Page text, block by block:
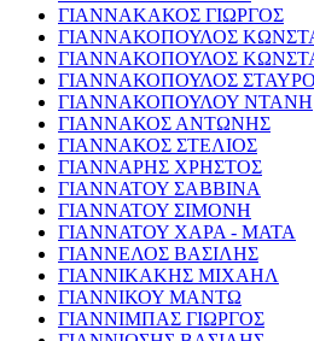
ΓΙΑΝΝΑΚΑΚΟΣ ΓΙΩΡΓΟΣ
ΓΙΑΝΝΑΚΟΠΟΥΛΟΣ
ΓΙΑΝΝΑΚΟΠΟΥΛΟΣ
ΓΙΑΝΝΑΚΟΠΟΥΛΟΣ
ΓΙΑΝΝΑΚΟΠΟΥΛΟΥ ΝΤΑΝΗ
ΓΙΑΝΝΑΚΟΣ ΑΝΤΩΝΗΣ
ΓΙΑΝΝΑΚΟΣ ΣΤΕΛΙΟΣ
ΓΙΑΝΝΑΡΗΣ ΧΡΗΣΤΟΣ
ΓΙΑΝΝΑΤΟΥ ΣΑΒΒΙΝΑ
ΓΙΑΝΝΑΤΟΥ ΣΙΜΟΝΗ
ΓΙΑΝΝΑΤΟΥ ΧΑΡΑ - ΜΑΤΑ
ΓΙΑΝΝΕΛΟΣ ΒΑΣΙΛΗΣ
ΓΙΑΝΝΙΚΑΚΗΣ ΜΙΧΑΗΛ
ΓΙΑΝΝΙΚΟΥ ΜΑΝΤΩ
ΓΙΑΝΝΙΜΠΑΣ ΓΙΩΡΓΟΣ